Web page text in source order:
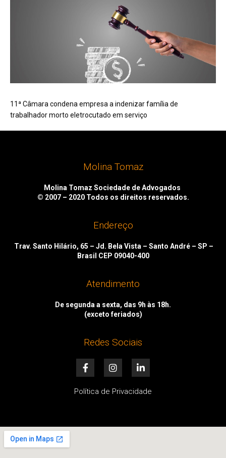
11ª Câmara condena empresa a indenizar família de
trabalhador morto eletrocutado em serviço
Molina Tomaz
Molina Tomaz Sociedade de Advogados
© 2007 – 2020 Todos os direitos reservados.
Endereço
Trav. Santo Hilário, 65 – Jd. Bela Vista – Santo André – SP –
Brasil CEP 09040-400
Atendimento
De segunda a sexta, das 9h às 18h.
(exceto feriados)
Redes Sociais
F
a
e
k
I
n
t
a
i
k
n
Política de Privacidade